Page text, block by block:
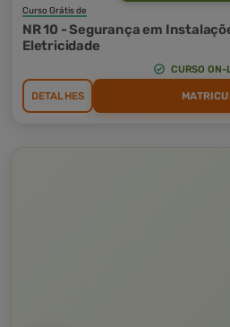
Curso Grátis de
NR 10 - Segurança em
Eletricidade
CURSO ON-
DETALHES